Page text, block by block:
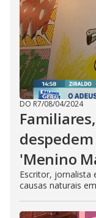
DO R7/08/04/2024
'Menino
Escritor, jornalista
causas naturais